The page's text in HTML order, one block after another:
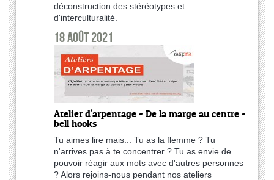
déconstruction des stéréotypes et
d'interculturalité.
18 août 2021
Atelier d'arpentage - De la marge au centre -
bell hooks
Tu aimes lire mais... Tu as la flemme ? Tu
n'arrives pas à te concentrer ? Tu as envie de
pouvoir réagir aux mots avec d'autres personnes
? Alors rejoins-nous pendant nos ateliers